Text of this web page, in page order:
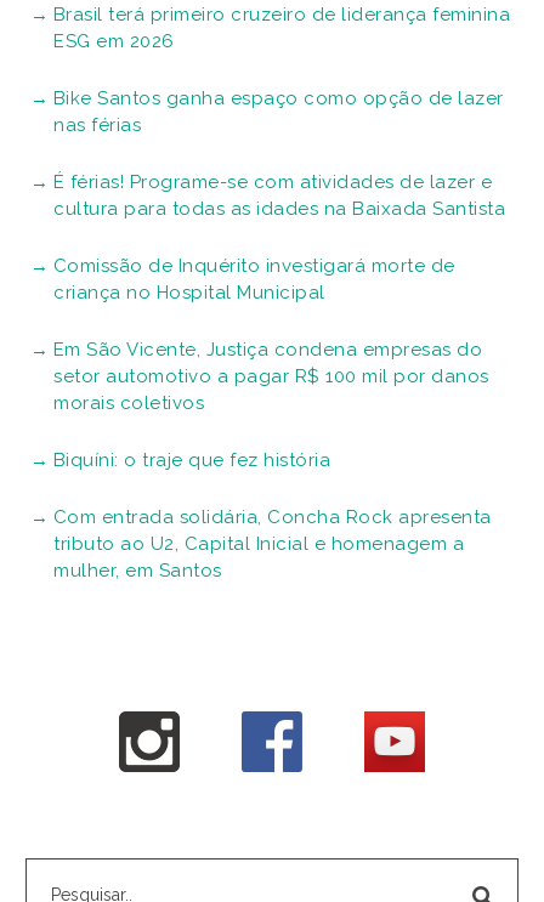
Brasil terá primeiro cruzeiro de liderança feminina
ESG em 2026
Bike Santos ganha espaço como opção de lazer
nas férias
É férias! Programe-se com atividades de lazer e
cultura para todas as idades na Baixada Santista
Comissão de Inquérito investigará morte de
criança no Hospital Municipal
Em São Vicente, Justiça condena empresas do
setor automotivo a pagar R$ 100 mil por danos
morais coletivos
Biquíni: o traje que fez história
Com entrada solidária, Concha Rock apresenta
tributo ao U2, Capital Inicial e homenagem a
mulher, em Santos